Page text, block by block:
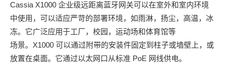
Cassia X1000 企业级远距离蓝牙网关可以在室外和室内环境
中使用，可以适应严苛的部署环境，如雨淋，扬尘，高温，冰
冻。它广泛应用于工厂，校园，运动场和体育馆等
场景。X1000 可以通过附带的安装件固定到柱子或墙壁上，或
放置在桌面。它通过以太网口从标准 PoE 网线供电。